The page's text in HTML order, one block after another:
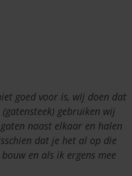
goed voor is, wij doen dat
gebruiken wij
naast elkaar en halen
dat je het al op die
en als ik ergens mee